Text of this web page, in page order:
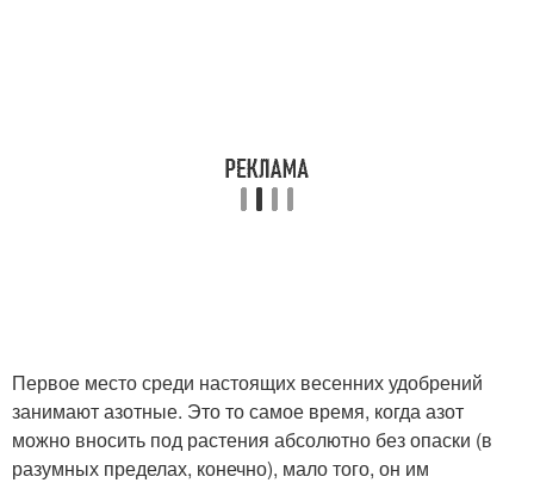
Первое место среди настоящих весенних удобрений
занимают азотные. Это то самое время, когда азот
можно вносить под растения абсолютно без опаски (в
разумных пределах, конечно), мало того, он им